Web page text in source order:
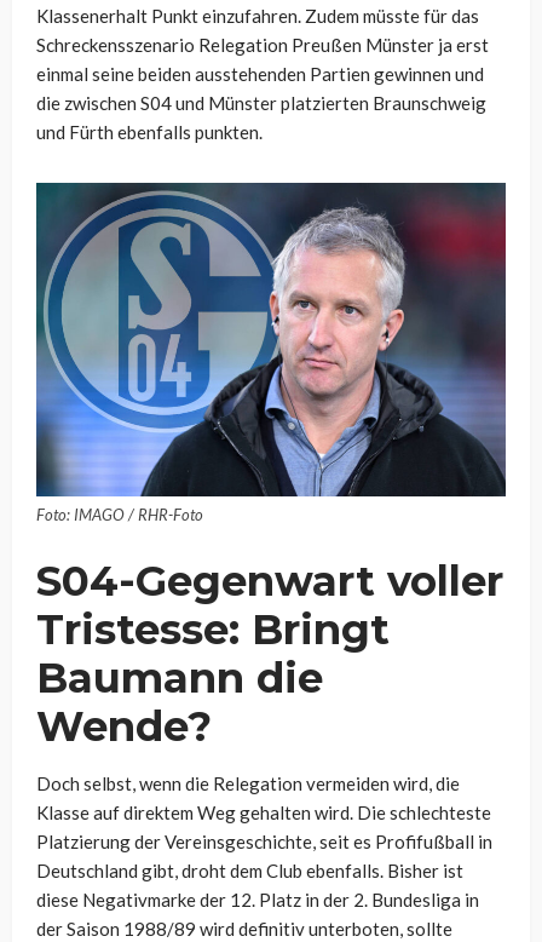
Klassenerhalt Punkt einzufahren. Zudem müsste für das
Schreckensszenario Relegation Preußen Münster ja erst
einmal seine beiden ausstehenden Partien gewinnen und
die zwischen S04 und Münster platzierten Braunschweig
und Fürth ebenfalls punkten.
Foto: IMAGO / RHR-Foto
S04-Gegenwart voller
Tristesse: Bringt
Baumann die
Wende?
Doch selbst, wenn die Relegation vermeiden wird, die
Klasse auf direktem Weg gehalten wird. Die schlechteste
Platzierung der Vereinsgeschichte, seit es Profifußball in
Deutschland gibt, droht dem Club ebenfalls. Bisher ist
diese Negativmarke der 12. Platz in der 2. Bundesliga in
der Saison 1988/89 wird definitiv unterboten, sollte